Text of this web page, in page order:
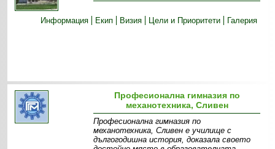
Информация Екип Визия Цели и Приоритети Галерия
Професионална гимназия по
механотехника, Сливен
Професионална гимназия по
механотехника, Сливен е училище с
дългогодишна история, доказала своето